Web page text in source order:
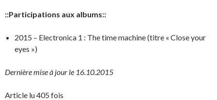
::Participations aux albums::
2015 – Electronica 1 : The time machine (titre « Close your
eyes »)
Dernière mise à jour le 16.10.2015
Article lu 405 fois